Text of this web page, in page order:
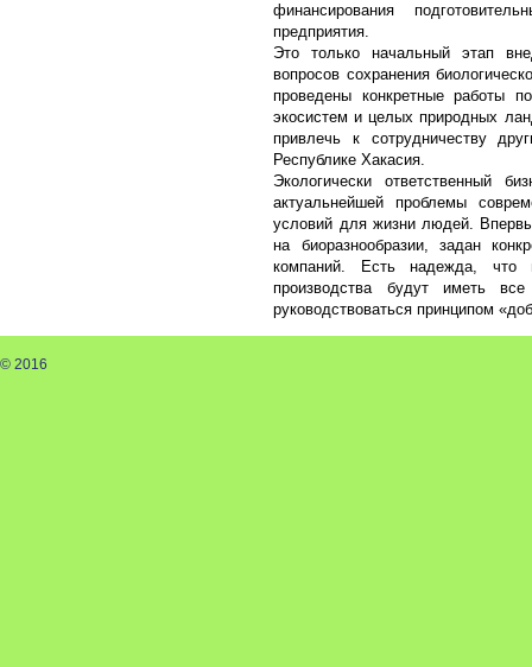
финансирования
предприятия.
Это только начальный этап
вопросов сохранения
проведены конкретные работы
экосистем и целых природных
привлечь к сотрудничеству
Республике Хакасия.
Экологически ответственный
актуальнейшей проблемы
условий для жизни людей.
на биоразнообразии, задан
компаний. Есть надежда, что
производства будут иметь
руководствоваться принципом
© 2016